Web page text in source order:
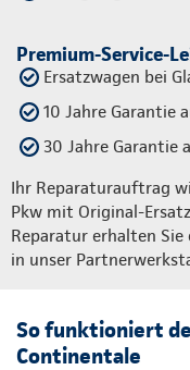
Premium-Service-
Ersatzwagen bei
10 Jahre Garantie
30 Jahre Garantie
Ihr Reparaturauftrag
Pkw mit Original-
Reparatur erhalten Sie
in unser
So funktioniert
Continentale